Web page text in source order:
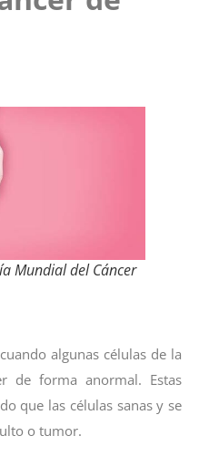
Mundial del Cáncer
algunas células de la
de forma anormal. Estas
que las células sanas y se
o tumor.